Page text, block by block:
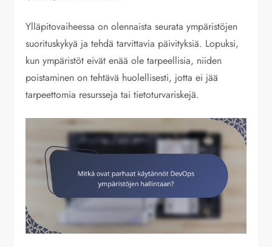
Ylläpitovaiheessa on olennaista seurata ympäristöjen
suorituskykyä ja tehdä tarvittavia päivityksiä. Lopuksi,
kun ympäristöt eivät enää ole tarpeellisia, niiden
poistaminen on tehtävä huolellisesti, jotta ei jää
tarpeettomia resursseja tai tietoturvariskejä.